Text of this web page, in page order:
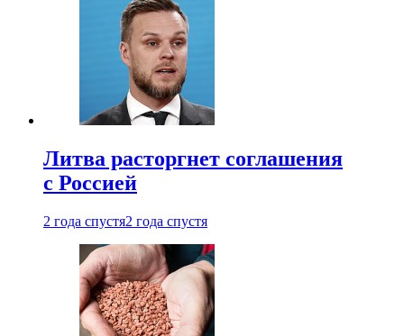
Литва расторгнет соглашения
с Россией
2 года спустя2 года спустя